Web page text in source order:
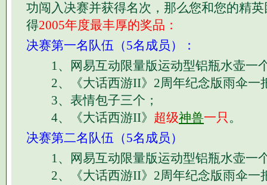
功闯入决赛并获得名次，那么您和您的精
得2005年度最丰厚的奖品：
决赛第一名队伍（5名成员）：
1、网易互动限量版运动型铝瓶水壶一
2、《大话西游II》2周年纪念版雨伞一
3、表情包子三个；
4、《大话西游II》 超级神兽一只 。
决赛第二名队伍（5名成员）
1、网易互动限量版运动型铝瓶水壶一
2、《大话西游II》2周年纪念版雨伞一